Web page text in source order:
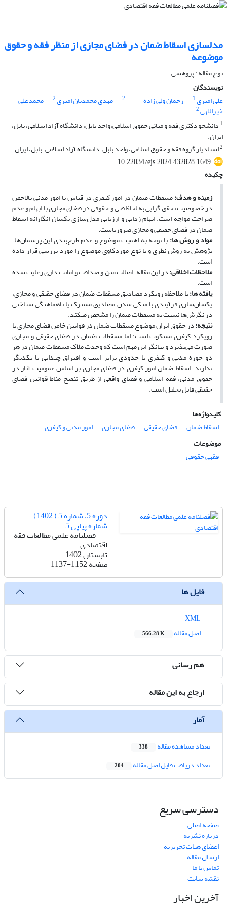
مدلسازی اسقاط ضمان در فضای مجازی از منظر فقه و حقوق
موضوعه
نوع مقاله : پژوهشی
نویسندگان
علی امیری1 رحمان ولی زاده 2 مهدی محمدیان امیری2 محمدعلی
خیراللهی2
1 دانشجو دکتری فقه و مبانی حقوق اسلامی،واحد بابل، دانشگاه آزاد اسلامی، بابل،
ایران.
2استادیار گروه فقه و حقوق اسلامی، واحد بابل، دانشگاه آزاد اسلامی، بابل، ایران.
10.22034/ejs.2024.432828.1649
چکیده
زمینه و هدف:مسقطات ضمان در امور کیفری در قیاس با امور مدنی بالاخص
در خصوصیت تحقق­ گرایی به­ لحاظ فنی و حقوقی در فضای مجازی با ابهام و عدم
صراحت مواجه است. ابهام ­زدایی و ارزیابی مدل‌سازی یکسان ­انگارانه اسقاط
ضمان در فضای حقیقی و مجازی ضروری­است.
مواد و روش ­ها:با توجه به اهمیت موضوع و عدم طرح‌بندی این پرسمان‌ها،
پژوهش به روش نظری و با نوع موردکاوی موضوع را مورد بررسی قرار داده
است.
ملاحظات اخلاقی:در این مقاله، اصالت متن و صداقت و امانت داری رعایت شده
است.
یافته­ ها:با ملاحظه رویکرد مصادیق مسقطات ضمان در فضای حقیقی و مجازی،
یکسان‌سازی فرآیندی با متکی شدن مصادیق مشترک یا ناهماهنگی شناختی
در نگرش‌ها نسبت به‌ مسقطات ضمان را مشخص می­کند.
نتیجه:در حقوق ایران موضوع مسقطات ضمان در قوانین خاص فضای مجازی با
رویکرد کیفری مسکوت است؛ اما مسقطات ضمان در فضای حقیقی و مجازی
صورت می‌پذیرد و بیانگر این مهم است که وحدت ملاک مسقطات ضمان در هر
دو حوزه مدنی و کیفری تا حدودی برابر است و افتراق چندانی با یکدیگر
ندارند. اسقاط ضمان امور کیفری در فضای مجازی بر اساس عمومیت آثار در
حقوق مدنی، فقه اسلامی و فضای واقعی از طریق تنقیح مناط قوانین فضای
حقیقی قابل تحلیل است.
کلیدواژه‌ها
اسقاط ضمان
فضای حقیقی فضای مجازی
امور مدنی و کیفری
موضوعات
فقهی حقوقی
دوره 5، شماره 5 ( 1402) -
شماره پیاپی 5
فصلنامه علمی مطالعات فقه
اقتصادی
تابستان 1402
صفحه1137-1152
فایل ها
اصل مقاله
566.28 K
هم رسانی
ارجاع به این مقاله
آمار
تعداد مشاهده مقاله 338
تعداد دریافت فایل اصل مقاله 204
دسترسی سریع
صفحه اصلی
درباره نشریه
اعضای هیات تحریریه
ارسال مقاله
تماس با ما
نقشه سایت
آخرین اخبار